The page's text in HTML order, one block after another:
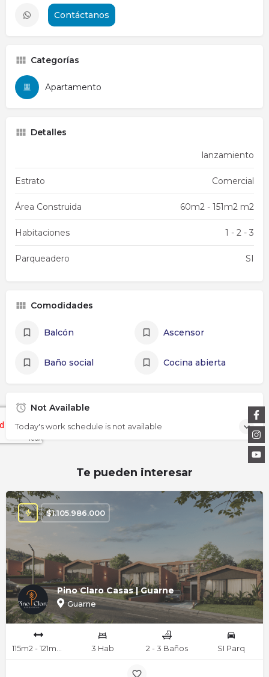
Contáctanos
Categorías
Apartamento
Detalles
lanzamiento
Estrato Comercial
Área Construida 60m2 - 151m2 m2
Habitaciones 1 - 2 - 3
Parqueadero SI
Comodidades
Balcón Ascensor
Baño social Cocina abierta
Not Available
Today's work schedule is not available
Te pueden interesar
Pino Claro Casas | Guarne
Guarne
$1.105.986.000
115m2 - 121m2 mts 3 Hab 2 - 3 Baños SI Parq